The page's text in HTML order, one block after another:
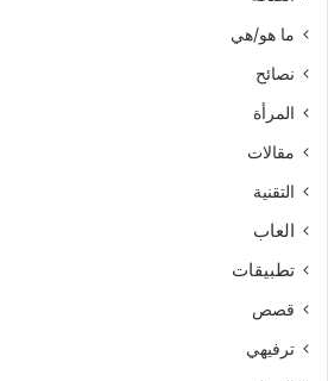
ما هو/هي
نصائح
المرأة
مقالات
التقنية
العاب
تطبيقات
قصص
ترفيهي